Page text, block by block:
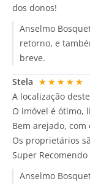
dos donos!
Anselmo
retorno, e
breve.
Stela ★★★★★
A localização
O imóvel é ótimo,
Bem arejado,
Os proprietários
Super
Anselmo